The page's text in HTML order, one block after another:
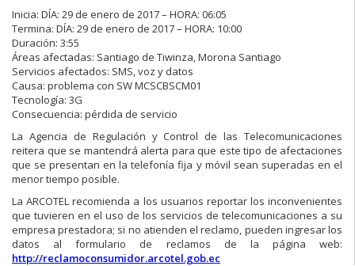
Inicia: DÍA: 29 de enero de 2017 – HORA: 06:05
Termina: DÍA: 29 de enero de 2017 – HORA: 10:00
Duración: 3:55
Áreas afectadas: Santiago de Tiwinza, Morona Santiago
Servicios afectados: SMS, voz y datos
Causa: problema con SW MCSCBSCM01
Tecnología: 3G
Consecuencia: pérdida de servicio
La Agencia de Regulación y Control de las Telecomunicaciones
reitera que se mantendrá alerta para que este tipo de afectaciones
que se presentan en la telefonía fija y móvil sean superadas en el
menor tiempo posible.
La ARCOTEL recomienda a los usuarios reportar los inconvenientes
que tuvieren en el uso de los servicios de telecomunicaciones a su
empresa prestadora; si no atienden el reclamo, pueden ingresar los
datos al formulario de reclamos de la página web:
http://reclamoconsumidor.arcotel.gob.ec